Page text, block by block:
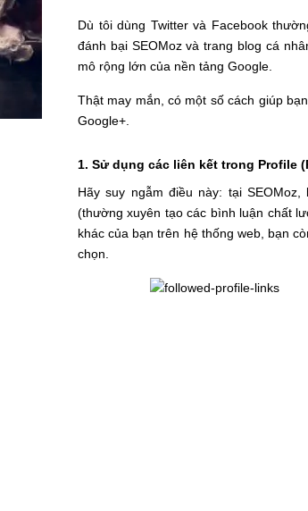
Dù tôi dùng Twitter và Facebook
đánh bại SEOMoz và trang blog cá
mô rộng lớn của nền tảng Google.
Thật may mắn, có một số cách giúp
Google+.
1. Sử dụng các liên kết trong Profile
Hãy suy ngẫm điều này: tại
(thường xuyên tạo các bình luận chất
khác của bạn trên hệ thống web, bạn
chọn.